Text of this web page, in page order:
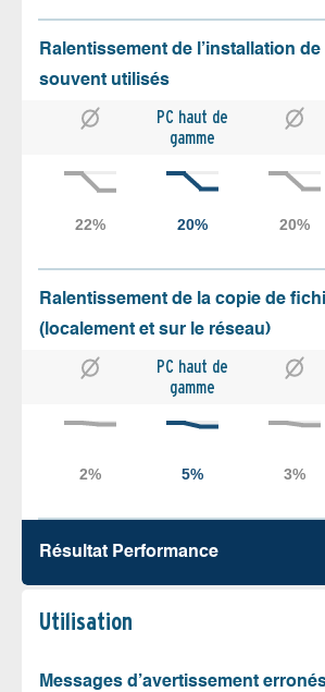
Ralentissement de l’installation
souvent utilisés
PC haut de
gamme
Ralentissement de la copie de
(localement et sur le réseau)
PC haut de
gamme
Résultat Performance
Utilisation
Messages d’avertissement